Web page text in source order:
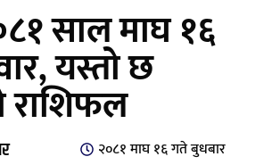
साल माघ १६
यस्तो छ
राशिफल
२०८१ माघ १६ गते बुधबार